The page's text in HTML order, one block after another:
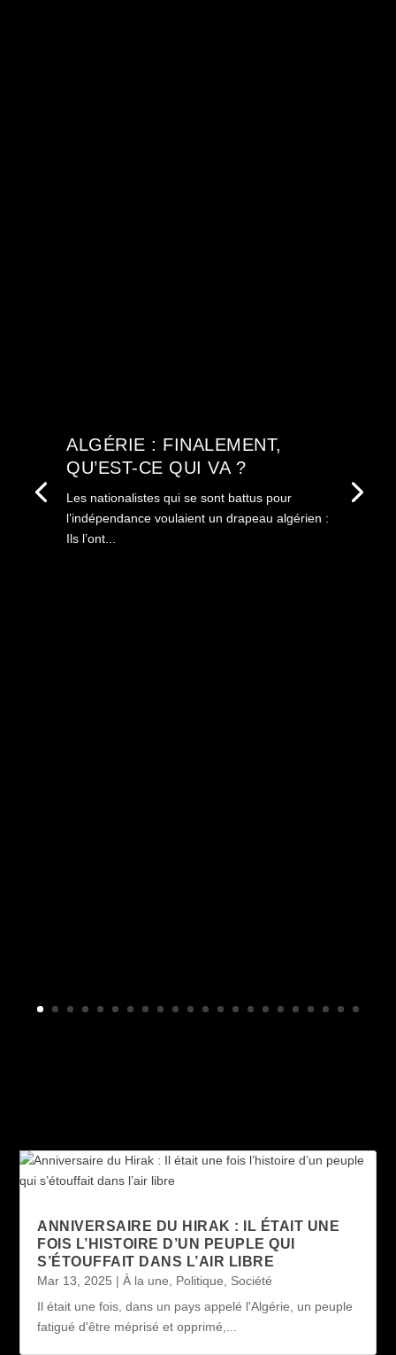
ALGÉRIE : FINALEMENT,
QU’EST-CE QUI VA ?
Les nationalistes qui se sont battus pour
l’indépendance voulaient un drapeau algérien :
Ils l’ont...
ANNIVERSAIRE DU HIRAK : IL ÉTAIT UNE
FOIS L’HISTOIRE D’UN PEUPLE QUI
S’ÉTOUFFAIT DANS L’AIR LIBRE
Mar 13, 2025 |À la une Politique
Société
Il était une fois, dans un pays appelé l'Algérie, un peuple
fatigué d'être méprisé et opprimé,...